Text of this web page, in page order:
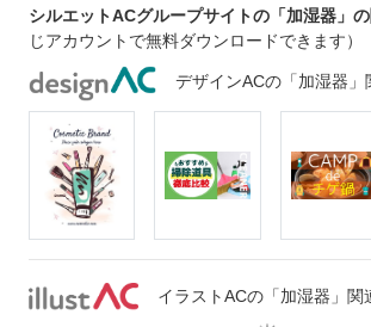
シルエットACグループサイトの「加湿器」
じアカウントで無料ダウンロードできます）
デザインACの「加湿器」
イラストACの「加湿器」関